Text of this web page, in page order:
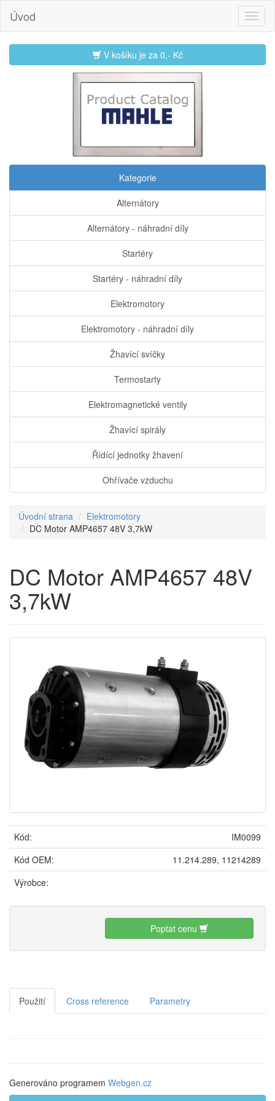
Úvod
V košíku je za 0,- Kč
Kategorie
Alternátory
Alternátory - náhradní díly
Startéry
Startéry - náhradní díly
Elektromotory
Elektromotory - náhradní díly
Žhavící svíčky
Termostarty
Elektromagnetické ventily
Žhavící spirály
Řídící jednotky žhavení
Ohřívače vzduchu
Úvodní strana
Elektromotory
DC Motor AMP4657 48V 3,7kW
DC Motor AMP4657 48V
3,7kW
Kód:
IM0099
Kód OEM:
11.214.289, 11214289
Výrobce:
Poptat cenu
Použití Cross reference Parametry
Generováno programem Webgen.cz